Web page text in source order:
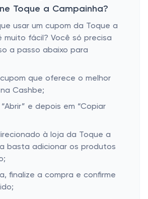
Toque a Campainha?
usar um cupom da Toque a
muito fácil? Você só precisa
a passo abaixo para
que oferece o melhor
Cashbe;
e depois em “Copiar
à loja da Toque a
basta adicionar os produtos
finalize a compra e confirme